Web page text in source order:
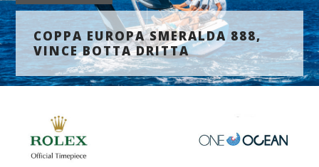
COPPA EUROPA SMERALDA 888,
VINCE BOTTA DRITTA